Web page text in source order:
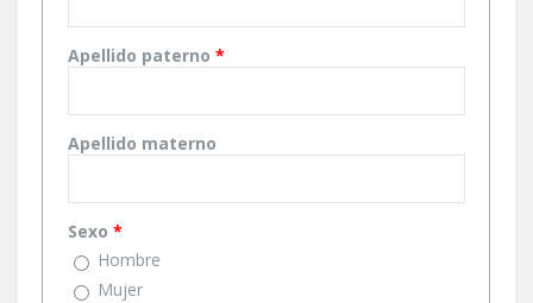
Apellido paterno *
Apellido materno
Sexo *
Hombre
Mujer